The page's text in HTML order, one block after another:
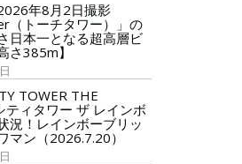
年8月2日撮影
（トーチタワー）」の
日本一となる超高層ビ
さ385m】
TOWER THE
ティタワー ザ レインボ
況！レインボーブリッ
マン（2026.7.20）